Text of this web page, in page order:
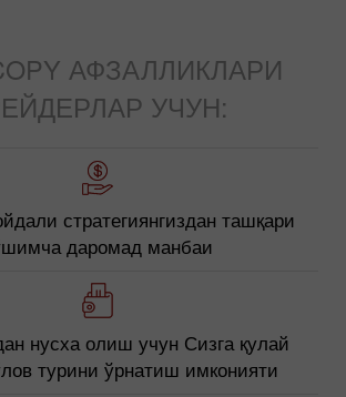
АФЗАЛЛИКЛАРИ
УЧУН:
стратегиянгиздан ташқари
даромад манбаи
нусха олиш учун Сизга қулай
турини ўрнатиш имконияти